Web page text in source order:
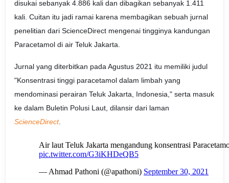
disukai sebanyak 4.886 kali dan dibagikan sebanyak 1.411
kali. Cuitan itu jadi ramai karena membagikan sebuah jurnal
penelitian dari ScienceDirect mengenai tingginya kandungan
Paracetamol di air Teluk Jakarta.
Jurnal yang diterbitkan pada Agustus 2021 itu memiliki judul
"Konsentrasi tinggi paracetamol dalam limbah yang
mendominasi perairan Teluk Jakarta, Indonesia," serta masuk
ke dalam Buletin Polusi Laut, dilansir dari laman
ScienceDirect.